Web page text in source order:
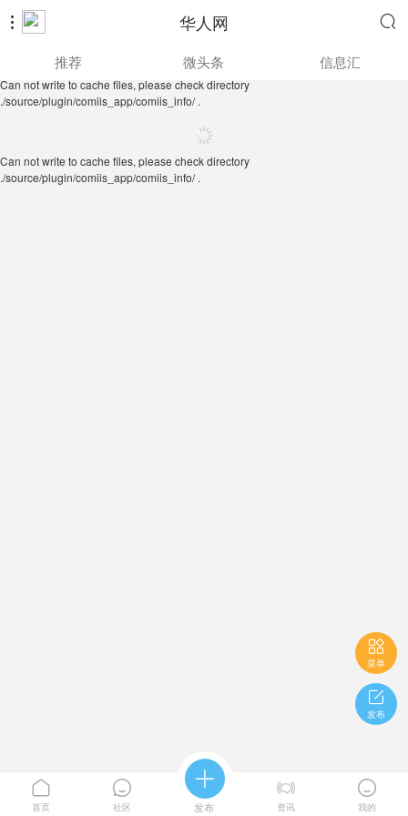
 华人网 
./source/plugin/comiis_app/comiis_info/ .
推荐 微头条 信息汇
Can not write to cache files, please check directory
./source/plugin/comiis_app/comiis_info/ .

菜单

发布

首页

社区

发布

资讯

我的
Can not write to cache files, please check directory
./source/plugin/comiis_app/comiis_info/ .